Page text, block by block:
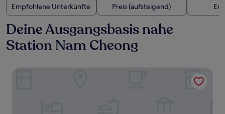
Empfohlene Unterkünfte Preis (aufsteigend)
Deine Ausgangsbasis nahe
Station Nam Cheong